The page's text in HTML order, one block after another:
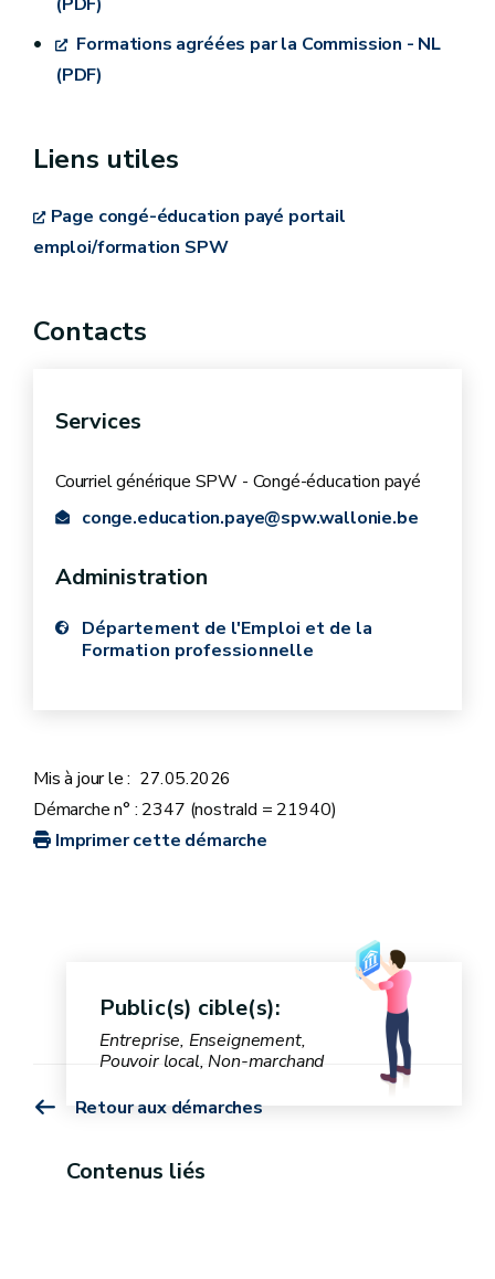
Formations agréées par la Commission - NL
(PDF)
Liens utiles
Page congé-éducation payé portail
emploi/formation SPW
Contacts
Services
Courriel générique SPW - Congé-éducation payé
conge.education.paye@spw.wallonie.be
Administration
Département de l'Emploi et de la
Formation professionnelle
Mis à jour le : 27.05.2026
Démarche n° : 2347 (nostraId = 21940)
Imprimer cette démarche
Retour aux démarches
Public(s) cible(s):
Entreprise, Enseignement,
Pouvoir local, Non-marchand
Contenus liés